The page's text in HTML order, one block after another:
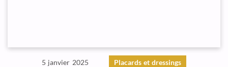
5 janvier 2025 Placards et dressings